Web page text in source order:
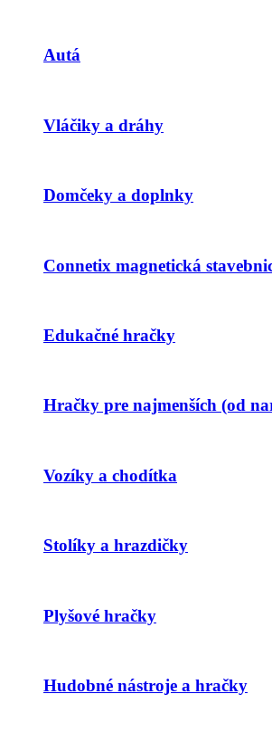
Autá
Vláčiky a dráhy
Domčeky a doplnky
Connetix magnetická
Edukačné hračky
Hračky pre najmenších (od
Vozíky a chodítka
Stolíky a hrazdičky
Plyšové hračky
Hudobné nástroje a hračky